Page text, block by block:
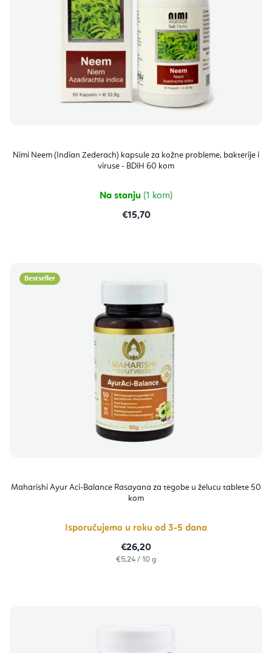
Nimi Neem (Indian Zederach) kapsule za kožne probleme, bakterije i
viruse - BDiH 60 kom
Na stanju (1 kom)
€15,70
Bestseller
Maharishi Ayur Aci-Balance Rasayana za tegobe u želucu tablete 50
kom
Isporučujemo u roku od 3-5 dana
€26,20
Izračunaj
€5,24 / 10 g